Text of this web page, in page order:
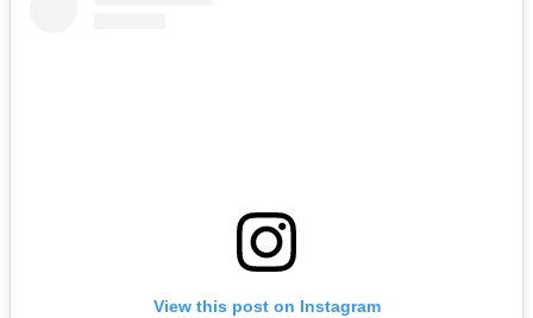
View this post on Instagram